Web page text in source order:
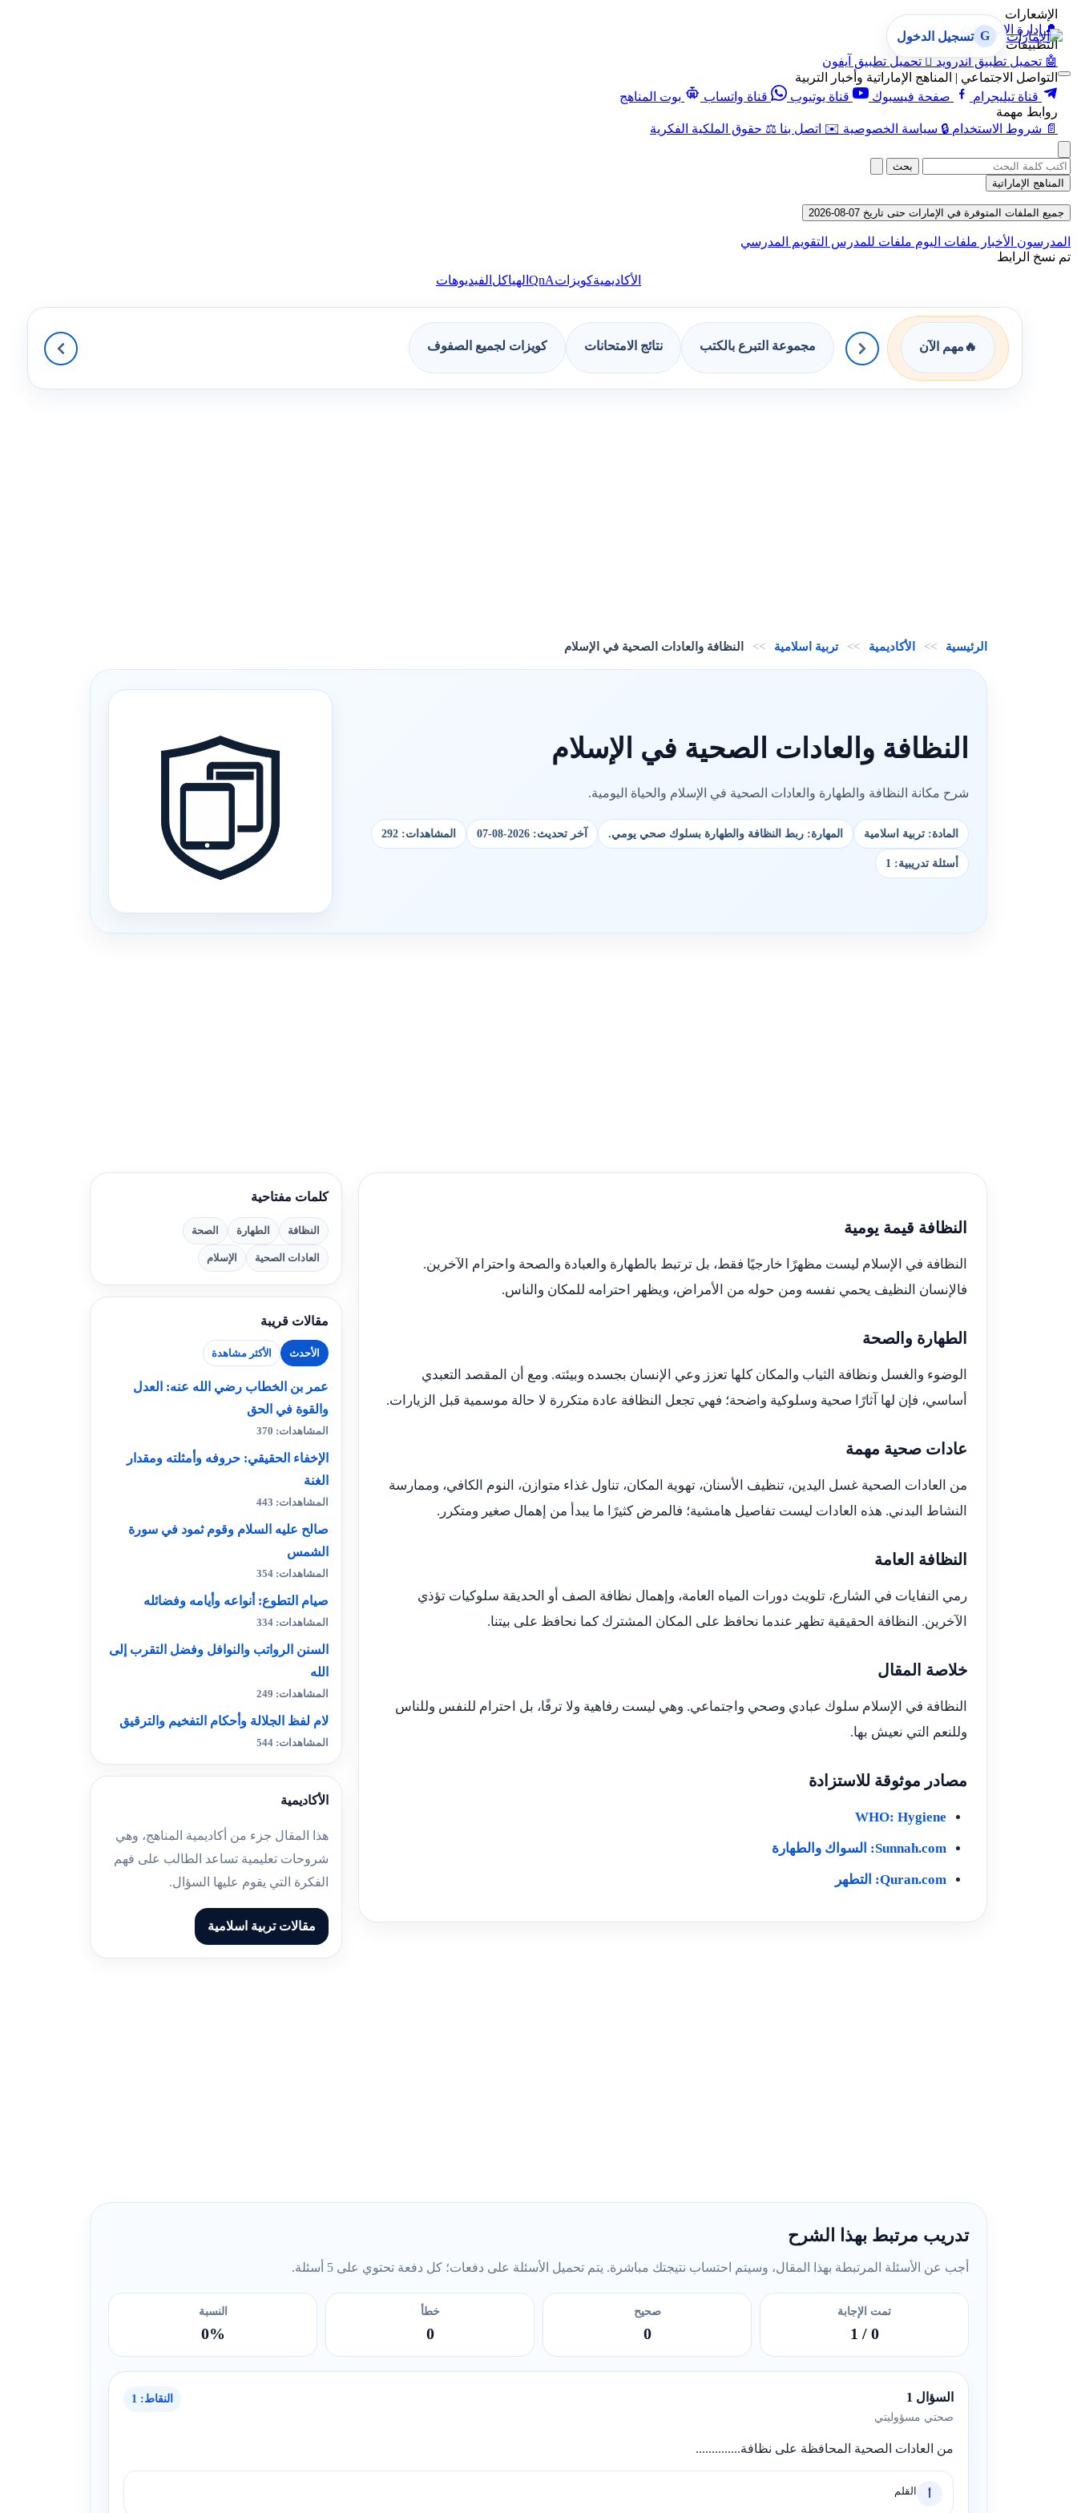
الإشعارات
🔔 إدارة الإشعارات
التطبيقات
🤖 تحميل تطبيق أندرويد  تحميل تطبيق آيفون
التواصل الاجتماعي | المناهج الإماراتية وأخبار التربية
قناة تيليجرام
صفحة فيسبوك قناة يوتيوب قناة واتساب
بوت المناهج
روابط مهمة
📄 شروط الاستخدام 🔒 سياسة الخصوصية ✉️ اتصل بنا ⚖️ حقوق الملكية الفكرية
G تسجيل الدخول
بحث
المناهج الإماراتية
جميع الملفات المتوفرة في الإمارات حتى تاريخ 07-08-2026
المدرسون الأخبار ملفات اليوم ملفات للمدرس التقويم المدرسي
تم نسخ الرابط
الأكاديميةكويزاتQnA الهياكل الفيديوهات
🔥 مهم الآن مجموعة التبرع بالكتب نتائج الامتحانات كويزات لجميع الصفوف
الرئيسية >> الأكاديمية >> تربية اسلامية >> النظافة والعادات الصحية في الإسلام
النظافة والعادات الصحية في الإسلام
شرح مكانة النظافة والطهارة والعادات الصحية في الإسلام والحياة اليومية.
المادة: تربية اسلامية المهارة: ربط النظافة والطهارة بسلوك صحي يومي. آخر تحديث: 2026-08-07 المشاهدات: 292
أسئلة تدريبية: 1
النظافة قيمة يومية
النظافة في الإسلام ليست مظهرًا خارجيًا فقط، بل ترتبط بالطهارة والعبادة والصحة واحترام الآخرين.
فالإنسان النظيف يحمي نفسه ومن حوله من الأمراض، ويظهر احترامه للمكان والناس.
الطهارة والصحة
الوضوء والغسل ونظافة الثياب والمكان كلها تعزز وعي الإنسان بجسده وبيئته. ومع أن المقصد التعبدي
أساسي، فإن لها آثارًا صحية وسلوكية واضحة؛ فهي تجعل النظافة عادة متكررة لا حالة موسمية قبل الزيارات.
عادات صحية مهمة
من العادات الصحية غسل اليدين، تنظيف الأسنان، تهوية المكان، تناول غذاء متوازن، النوم الكافي، وممارسة
النشاط البدني. هذه العادات ليست تفاصيل هامشية؛ فالمرض كثيرًا ما يبدأ من إهمال صغير ومتكرر.
النظافة العامة
رمي النفايات في الشارع، تلويث دورات المياه العامة، وإهمال نظافة الصف أو الحديقة سلوكيات تؤذي
الآخرين. النظافة الحقيقية تظهر عندما نحافظ على المكان المشترك كما نحافظ على بيتنا.
خلاصة المقال
النظافة في الإسلام سلوك عبادي وصحي واجتماعي. وهي ليست رفاهية ولا ترفًا، بل احترام للنفس وللناس
وللنعم التي نعيش بها.
مصادر موثوقة للاستزادة
WHO: Hygiene
Sunnah.com: السواك والطهارة
Quran.com: التطهر
كلمات مفتاحية
النظافة الطهارة الصحة
العادات الصحية الإسلام
مقالات قريبة
الأحدث الأكثر مشاهدة
عمر بن الخطاب رضي الله عنه: العدل
والقوة في الحق
المشاهدات: 370
الإخفاء الحقيقي: حروفه وأمثلته ومقدار
الغنة
المشاهدات: 443
صالح عليه السلام وقوم ثمود في سورة
الشمس
المشاهدات: 354
صيام التطوع: أنواعه وأيامه وفضائله
المشاهدات: 334
السنن الرواتب والنوافل وفضل التقرب إلى
الله
المشاهدات: 249
لام لفظ الجلالة وأحكام التفخيم والترقيق
المشاهدات: 544
الأكاديمية
هذا المقال جزء من أكاديمية المناهج، وهي
شروحات تعليمية تساعد الطالب على فهم
الفكرة التي يقوم عليها السؤال.
مقالات تربية اسلامية
تدريب مرتبط بهذا الشرح
أجب عن الأسئلة المرتبطة بهذا المقال، وسيتم احتساب نتيجتك مباشرة. يتم تحميل الأسئلة على دفعات؛ كل دفعة تحتوي على 5 أسئلة.
تمت الإجابة
0
/ 1
صحيح
0
خطأ
0
النسبة
0%
السؤال 1
صحتي مسؤوليتي
النقاط: 1
من العادات الصحية المحافظة على نظافة..............
أ القلم